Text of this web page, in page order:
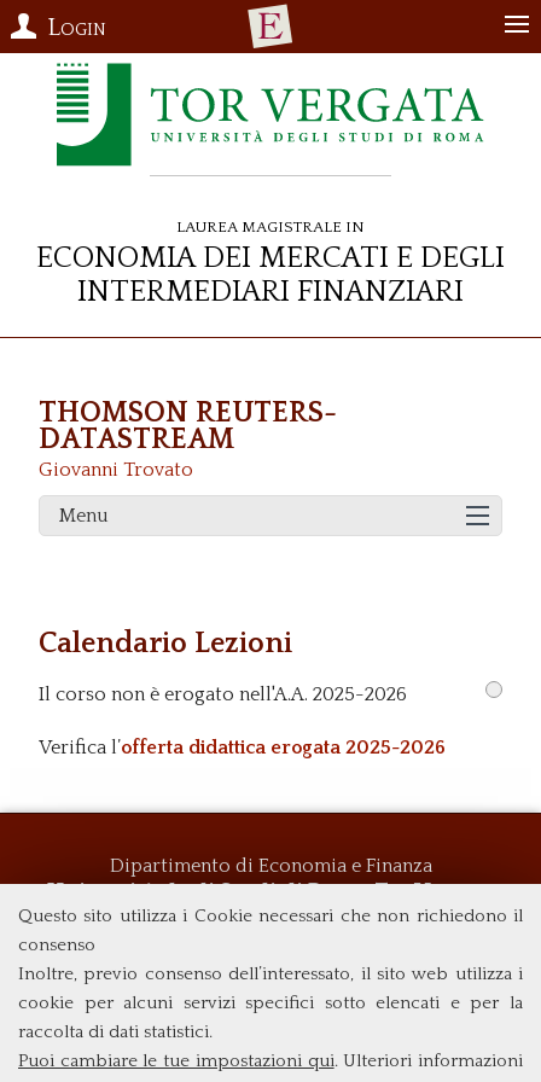
Questo sito utilizza i Cookie necessari che non richiedono il
consenso
Inoltre, previo consenso dell’interessato, il sito web utilizza i
cookie per alcuni servizi specifici sotto elencati e per la
raccolta di dati statistici.
Puoi cambiare le tue impostazioni qui. Ulteriori informazioni
Login
Laurea Magistrale in
Economia dei Mercati e degli
Intermediari Finanziari
THOMSON REUTERS-
DATASTREAM
Giovanni Trovato
Menu
Calendario Lezioni
Il corso non è erogato nell'A.A. 2025-2026
Verifica l’offerta didattica erogata 2025-2026
Dipartimento di Economia e Finanza
Università degli Studi di RomaTor Vergata
Via Columbia, 2
Tel. +39 06 7259 5719
biennio@clemif.uniroma2.it